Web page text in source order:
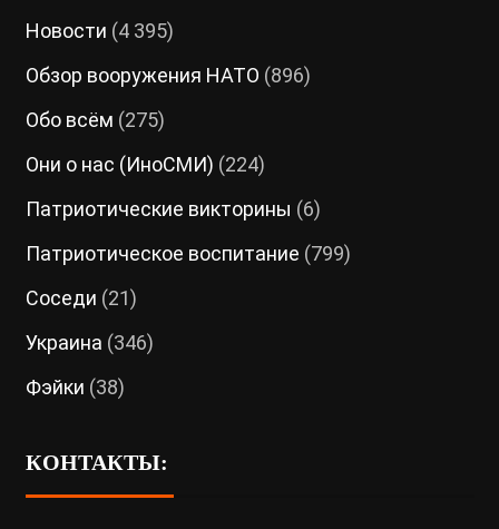
Новости (4 395)
Обзор вооружения НАТО (896)
Обо всём (275)
Они о нас (ИноСМИ) (224)
Патриотические викторины (6)
Патриотическое воспитание (799)
Соседи (21)
Украина (346)
Фэйки (38)
КОНТАКТЫ: